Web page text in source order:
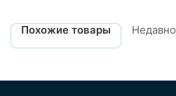
Похожие товары